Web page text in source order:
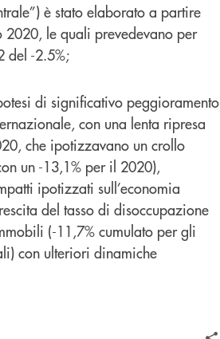
è stato elaborato a partire
le quali prevedevano per
del -2.5%;
di significativo peggioramento
con una lenta ripresa
che ipotizzavano un crollo
un -13,1% per il 2020),
ipotizzati sull’economia
del tasso di disoccupazione
(-11,7% cumulato per gli
con ulteriori dinamiche